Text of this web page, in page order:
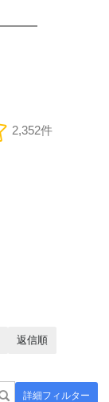
2,352件
詳細フィルター
返信順